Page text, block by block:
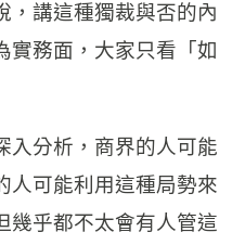
，講這種獨裁與否的內
實務面，大家只看「如
入分析，商界的人可能
人可能利用這種局勢來
幾乎都不太會有人管這